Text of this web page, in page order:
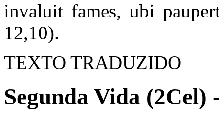
invaluit fames, ubi
12,10).
TEXTO TRADUZIDO
Segunda Vida (2Cel)